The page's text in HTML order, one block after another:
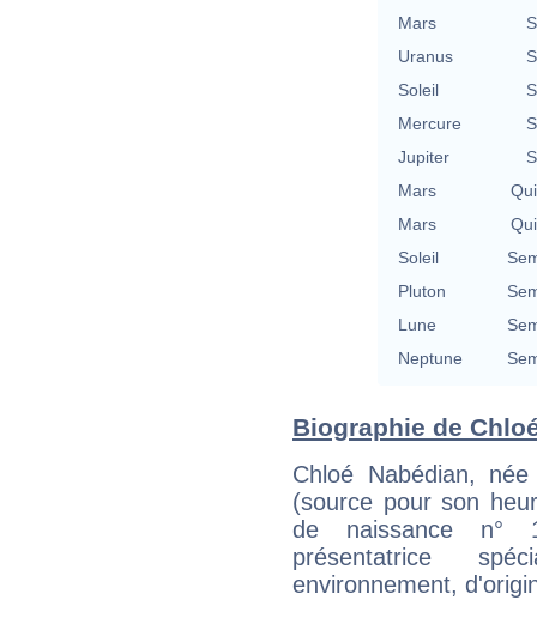
Mars
Uranus
Soleil
Mercure
Jupiter
Mars
Mars
Soleil
Pluton
Lune
Neptune
Biographie de
Chloé Nabédian,
(source pour son
de naissance n°
présentatrice
environnement,